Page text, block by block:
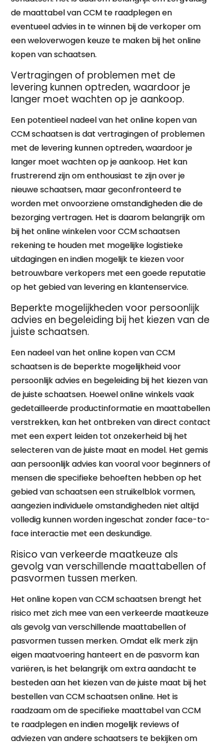
de maattabel van CCM te raadplegen en
eventueel advies in te winnen bij de verkoper om
een weloverwogen keuze te maken bij het online
kopen van schaatsen.
Vertragingen of problemen met de
levering kunnen optreden, waardoor je
langer moet wachten op je aankoop.
Een potentieel nadeel van het online kopen van
CCM schaatsen is dat vertragingen of problemen
met de levering kunnen optreden, waardoor je
langer moet wachten op je aankoop. Het kan
frustrerend zijn om enthousiast te zijn over je
nieuwe schaatsen, maar geconfronteerd te
worden met onvoorziene omstandigheden die de
bezorging vertragen. Het is daarom belangrijk om
bij het online winkelen voor CCM schaatsen
rekening te houden met mogelijke logistieke
uitdagingen en indien mogelijk te kiezen voor
betrouwbare verkopers met een goede reputatie
op het gebied van levering en klantenservice.
Beperkte mogelijkheden voor persoonlijk
advies en begeleiding bij het kiezen van de
juiste schaatsen.
Een nadeel van het online kopen van CCM
schaatsen is de beperkte mogelijkheid voor
persoonlijk advies en begeleiding bij het kiezen van
de juiste schaatsen. Hoewel online winkels vaak
gedetailleerde productinformatie en maattabellen
verstrekken, kan het ontbreken van direct contact
met een expert leiden tot onzekerheid bij het
selecteren van de juiste maat en model. Het gemis
aan persoonlijk advies kan vooral voor beginners of
mensen die specifieke behoeften hebben op het
gebied van schaatsen een struikelblok vormen,
aangezien individuele omstandigheden niet altijd
volledig kunnen worden ingeschat zonder face-to-
face interactie met een deskundige.
Risico van verkeerde maatkeuze als
gevolg van verschillende maattabellen of
pasvormen tussen merken.
Het online kopen van CCM schaatsen brengt het
risico met zich mee van een verkeerde maatkeuze
als gevolg van verschillende maattabellen of
pasvormen tussen merken. Omdat elk merk zijn
eigen maatvoering hanteert en de pasvorm kan
variëren, is het belangrijk om extra aandacht te
besteden aan het kiezen van de juiste maat bij het
bestellen van CCM schaatsen online. Het is
raadzaam om de specifieke maattabel van CCM
te raadplegen en indien mogelijk reviews of
adviezen van andere schaatsers te bekijken om